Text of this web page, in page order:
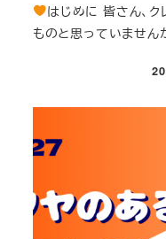
はじめに 皆さん、
ものと思っていませ
投